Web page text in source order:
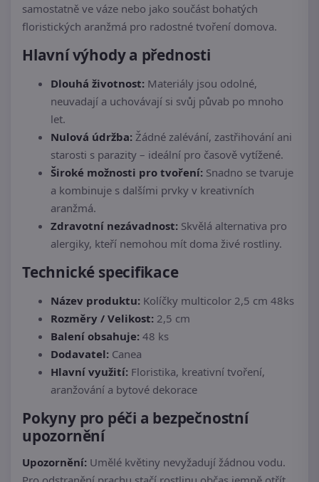
samostatně ve váze nebo jako součást bohatých
floristických aranžmá pro radostné tvoření domova.
Hlavní výhody a přednosti
Dlouhá životnost: Materiály jsou odolné,
neuvadají a uchovávají si svůj půvab po mnoho
let.
Nulová údržba: Žádné zalévání, zastřihování ani
starosti s parazity – ideální pro časově vytížené.
Široké možnosti pro tvoření: Snadno se tvaruje
a kombinuje s dalšími prvky v kreativních
aranžmá.
Zdravotní nezávadnost: Skvělá alternativa pro
alergiky, kteří nemohou mít doma živé rostliny.
Technické specifikace
Název produktu: Kolíčky multicolor 2,5 cm 48ks
Rozměry / Velikost: 2,5 cm
Balení obsahuje: 48 ks
Dodavatel: Canea
Hlavní využití: Floristika, kreativní tvoření,
aranžování a bytové dekorace
Pokyny pro péči a bezpečnostní
upozornění
Upozornění: Umělé květiny nevyžadují žádnou vodu.